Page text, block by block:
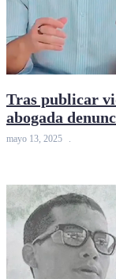
Tras publicar
abogada
mayo 13, 2025